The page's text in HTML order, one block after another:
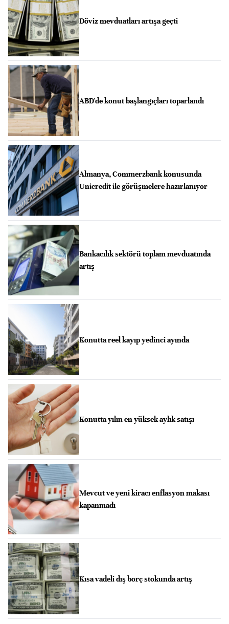
Döviz mevduatları artışa geçti
ABD'de konut başlangıçları toparlandı
Almanya, Commerzbank konusunda
Unicredit ile görüşmelere hazırlanıyor
Bankacılık sektörü toplam mevduatında
artış
Konutta reel kayıp yedinci ayında
Konutta yılın en yüksek aylık satışı
Mevcut ve yeni kiracı enflasyon makası
kapanmadı
Kısa vadeli dış borç stokunda artış